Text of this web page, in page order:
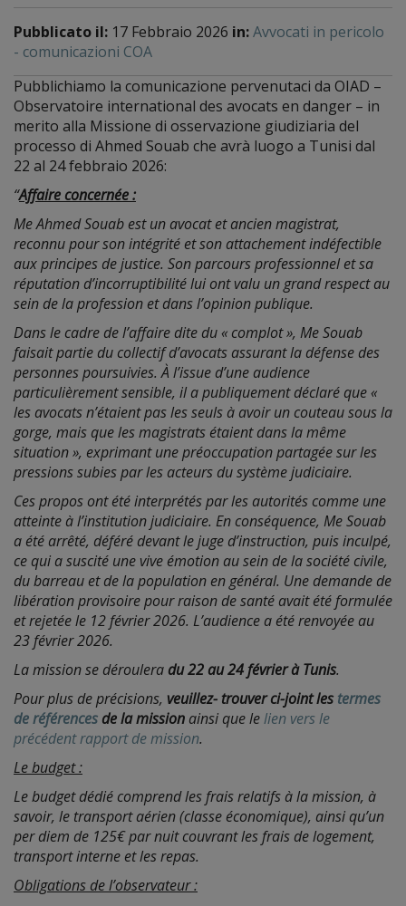
Pubblicato il: 17 Febbraio 2026 in:Avvocati in pericolo
- comunicazioni COA
Pubblichiamo la comunicazione pervenutaci da OIAD –
Observatoire international des avocats en danger – in
merito alla Missione di osservazione giudiziaria del
processo di Ahmed Souab che avrà luogo a Tunisi dal
22 al 24 febbraio 2026:
“Affaire concernée :
Me Ahmed Souab est un avocat et ancien magistrat,
reconnu pour son intégrité et son attachement indéfectible
aux principes de justice. Son parcours professionnel et sa
réputation d’incorruptibilité lui ont valu un grand respect au
sein de la profession et dans l’opinion publique.
Dans le cadre de l’affaire dite du « complot », Me Souab
faisait partie du collectif d’avocats assurant la défense des
personnes poursuivies. À l’issue d’une audience
particulièrement sensible, il a publiquement déclaré que «
les avocats n’étaient pas les seuls à avoir un couteau sous la
gorge, mais que les magistrats étaient dans la même
situation », exprimant une préoccupation partagée sur les
pressions subies par les acteurs du système judiciaire.
Ces propos ont été interprétés par les autorités comme une
atteinte à l’institution judiciaire. En conséquence, Me Souab
a été arrêté, déféré devant le juge d’instruction, puis inculpé,
ce qui a suscité une vive émotion au sein de la société civile,
du barreau et de la population en général. Une demande de
libération provisoire pour raison de santé avait été formulée
et rejetée le 12 février 2026. L’audience a été renvoyée au
23 février 2026.
La mission se déroulera du 22 au 24 février à Tunis.
Pour plus de précisions, veuillez- trouver ci-joint les termes
de références de la mission ainsi que lelien vers le
précédent rapport de mission.
Le budget :
Le budget dédié comprend les frais relatifs à la mission, à
savoir, le transport aérien (classe économique), ainsi qu’un
per diem de 125€ par nuit couvrant les frais de logement,
transport interne et les repas.
Obligations de l’observateur :